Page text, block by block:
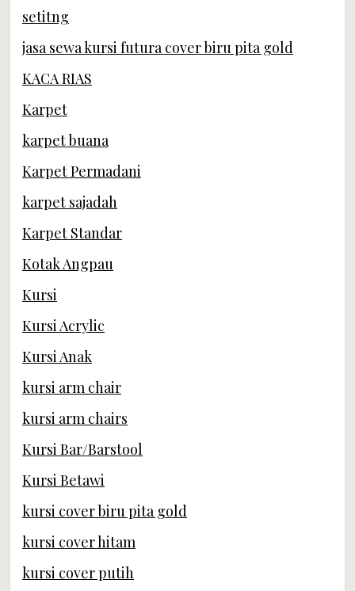
setitng
jasa sewa kursi futura cover biru pita gold
KACA RIAS
Karpet
karpet buana
Karpet Permadani
karpet sajadah
Karpet Standar
Kotak Angpau
Kursi
Kursi Acrylic
Kursi Anak
kursi arm chair
kursi arm chairs
Kursi Bar/Barstool
Kursi Betawi
kursi cover biru pita gold
kursi cover hitam
kursi cover putih